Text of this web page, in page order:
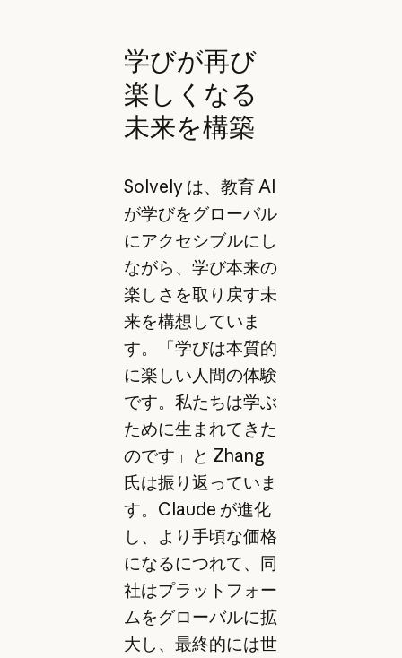
学びが再び
楽しくなる
未来を構築
Solvely は、教育 AI
が学びをグローバル
にアクセシブルにし
ながら、学び本来の
楽しさを取り戻す未
来を構想していま
す。「学びは本質的
に楽しい人間の体験
です。私たちは学ぶ
ために生まれてきた
のです」と Zhang
氏は振り返っていま
す。Claude が進化
し、より手頃な価格
になるにつれて、同
社はプラットフォー
ムをグローバルに拡
大し、最終的には世